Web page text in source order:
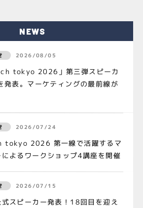
NEWS
tokyo 2026」第三弾スピーカ
発表。マーケティングの最前線が
2026/08/05
2026 第一線で活躍するマ
によるワークショップ4講座を開催
2026/07/24
スピーカー発表！18回目を迎え
2026/07/15